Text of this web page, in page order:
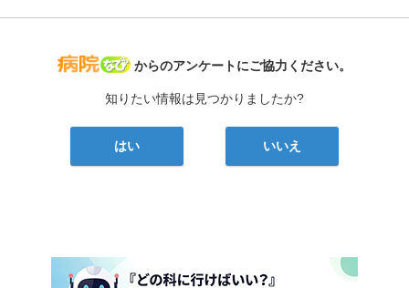
病院なび
からのアンケートにご協力ください。
知りたい情報は見つかりましたか?
はい いいえ